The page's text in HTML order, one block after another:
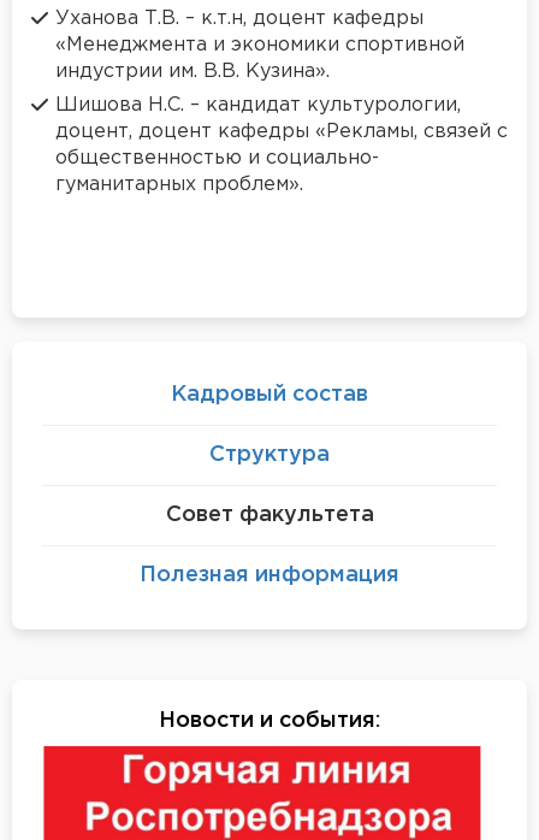
Уханова Т.В. – к.т.н, доцент кафедры
«Менеджмента и экономики спортивной
индустрии им. В.В. Кузина».
Шишова Н.С. – кандидат культурологии,
доцент, доцент кафедры «Рекламы, связей с
общественностью и социально-
гуманитарных проблем».
Кадровый состав
Структура
Совет факультета
Полезная информация
Новости и события: